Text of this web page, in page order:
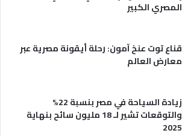
المصري الكبير
قناع توت عنخ آمون: رحلة أيقونة مصرية عبر
معارض العالم
زيادة السياحة في مصر بنسبة 22%
والتوقعات تشير لـ 18 مليون سائح بنهاية
2025